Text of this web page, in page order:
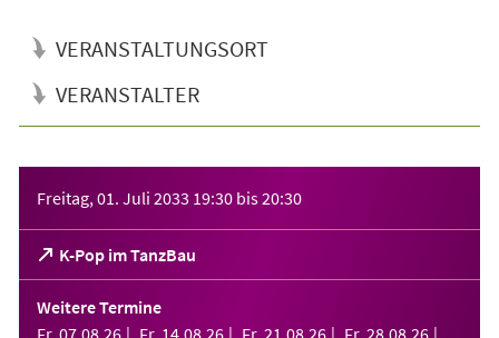
VERANSTALTUNGSORT
VERANSTALTER
Freitag, 01. Juli 2033 19:30 bis20:30
K-Pop im TanzBau
(Öffnet
in
einem
neuen
Weitere Termine
Fr, 07.08.26 Fr, 14.08.26 Fr, 21 .08.26 Fr, 28.08.26